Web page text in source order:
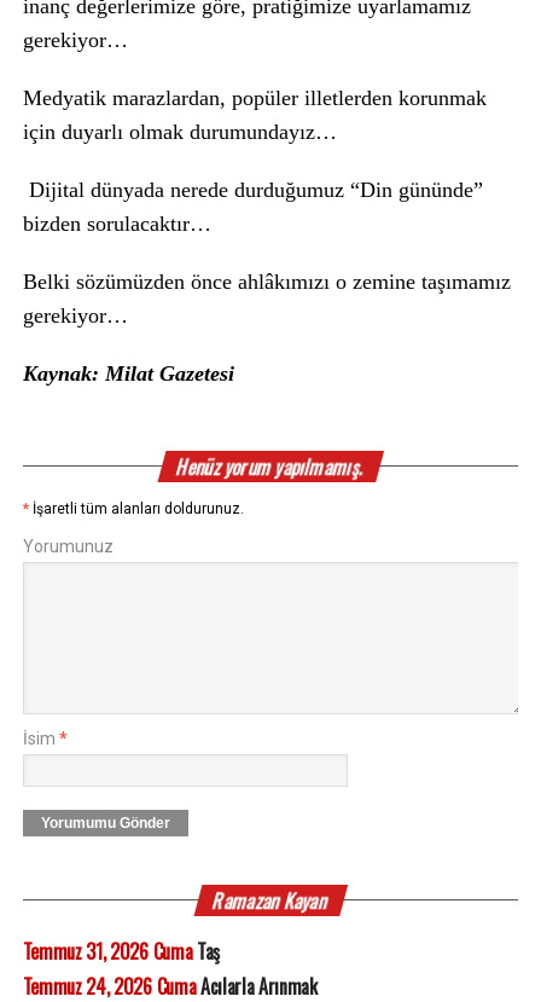
inanç değerlerimize göre, pratiğimize uyarlamamız
gerekiyor…
Medyatik marazlardan, popüler illetlerden korunmak
için duyarlı olmak durumundayız…
Dijital dünyada nerede durduğumuz “Din gününde”
bizden sorulacaktır…
Belki sözümüzden önce ahlâkımızı o zemine taşımamız
gerekiyor…
Kaynak: Milat Gazetesi
Henüz yorum yapılmamış.
* İşaretli tüm alanları doldurunuz.
Yorumunuz
İsim *
Yorumumu Gönder
Ramazan Kayan
Temmuz 31, 2026 CumaTaş
Temmuz 24, 2026 CumaAcılarla Arınmak